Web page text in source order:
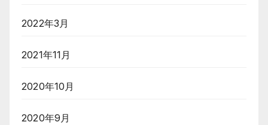
2022年3月
2021年11月
2020年10月
2020年9月